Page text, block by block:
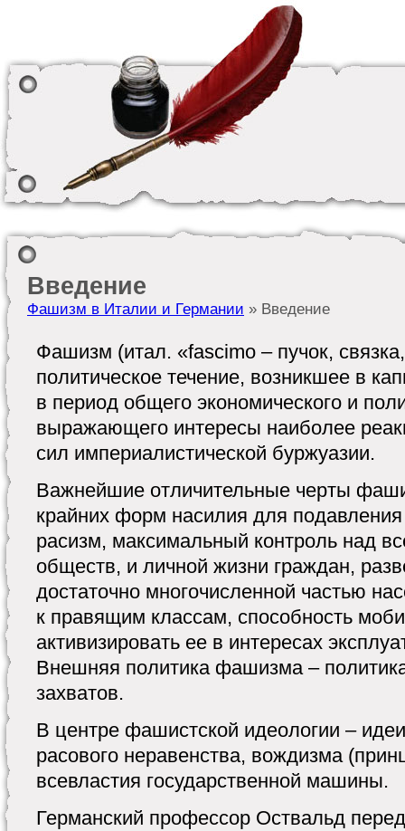
Введение
Фашизм в Италии и Германии » Введение
Фашизм (итал. «fascimo – пучок,
политическое течение, возникшее в
в период общего экономического и
выражающего интересы наиболее
сил империалистической буржуазии.
Важнейшие отличительные черты
крайних форм насилия для
расизм, максимальный контроль над
обществ, и личной жизни граждан,
достаточно многочисленной частью
к правящим классам, способность
активизировать ее в интересах
Внешняя политика фашизма –
захватов.
В центре фашистской идеологии –
расового неравенства, вождизма
всевластия государственной машины.
Германский профессор Оствальд